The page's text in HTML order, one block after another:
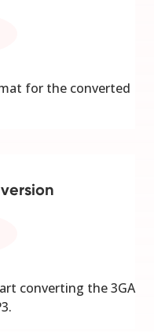
for the converted
converting the 3GA